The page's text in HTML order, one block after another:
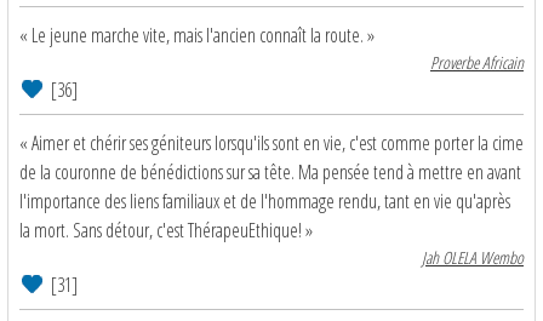
« Le jeune marche vite, mais l'ancien connaît la route. »
Proverbe Africain
[36]
« Aimer et chérir ses géniteurs lorsqu'ils sont en vie, c'est comme porter la cime
de la couronne de bénédictions sur sa tête. Ma pensée tend à mettre en avant
l'importance des liens familiaux et de l'hommage rendu, tant en vie qu'après
la mort. Sans détour, c'est ThérapeuEthique! »
Jah OLELA Wembo
[31]